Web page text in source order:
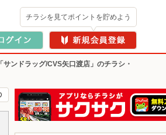
チラシを見てポイントを貯めよう
「サンドラッグ/CVS矢口渡店」のチラシ・